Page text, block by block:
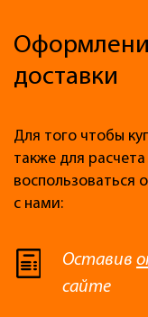
доставки
Для того чтобы
также для
воспользоваться
с нами:
Оставив
сайте